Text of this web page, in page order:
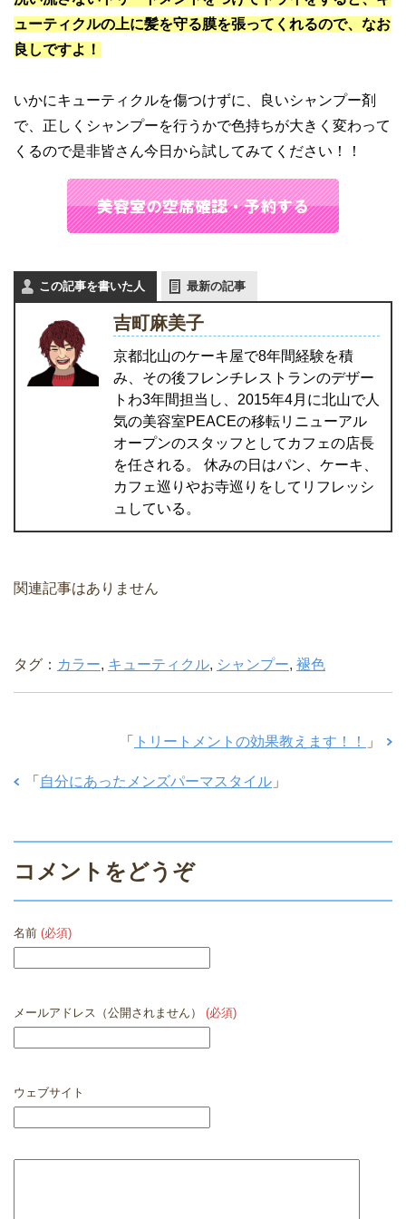
ューティクルの上に髪を守る膜を張ってくれるので、なお
良しですよ！
いかにキューティクルを傷つけずに、良いシャンプー剤
で、正しくシャンプーを行うかで色持ちが大きく変わって
くるので是非皆さん今日から試してみてください！！
この記事を書いた人 最新の記事
吉町麻美子
京都北山のケーキ屋で8年間経験を積
み、その後フレンチレストランのデザー
トわ3年間担当し、2015年4月に北山で人
気の美容室PEACEの移転リニューアル
オープンのスタッフとしてカフェの店長
を任される。 休みの日はパン、ケーキ、
カフェ巡りやお寺巡りをしてリフレッシ
ュしている。
関連記事はありません
タグ： カラー, キューティクル, シャンプー, 褪色
「 トリートメントの効果教えます！！ 」
「 自分にあったメンズパーマスタイル 」
コメントをどうぞ
名前 (必須)
メールアドレス（公開されません） (必須)
ウェブサイト